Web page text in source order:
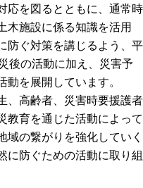
応を図るとともに、通常時
木施設に係る知識を活用
防ぐ対策を講じるよう、平
後の活動に加え、災害予
動を展開しています。
、高齢者、災害時要援護者
教育を通じた活動によって
域の繋がりを強化していく
に防ぐための活動に取り組